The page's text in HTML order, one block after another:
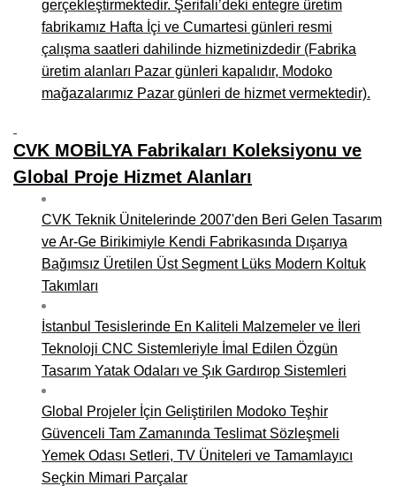
gerçekleştirmektedir. Şerifali’deki entegre üretim
fabrikamız Hafta İçi ve Cumartesi günleri resmi
çalışma saatleri dahilinde hizmetinizdedir (Fabrika
üretim alanları Pazar günleri kapalıdır, Modoko
mağazalarımız Pazar günleri de hizmet vermektedir).
CVK MOBİLYA Fabrikaları Koleksiyonu ve
Global Proje Hizmet Alanları
CVK Teknik Ünitelerinde 2007'den Beri Gelen Tasarım
ve Ar-Ge Birikimiyle Kendi Fabrikasında Dışarıya
Bağımsız Üretilen Üst Segment Lüks Modern Koltuk
Takımları
İstanbul Tesislerinde En Kaliteli Malzemeler ve İleri
Teknoloji CNC Sistemleriyle İmal Edilen Özgün
Tasarım Yatak Odaları ve Şık Gardırop Sistemleri
Global Projeler İçin Geliştirilen Modoko Teşhir
Güvenceli Tam Zamanında Teslimat Sözleşmeli
Yemek Odası Setleri, TV Üniteleri ve Tamamlayıcı
Seçkin Mimari Parçalar